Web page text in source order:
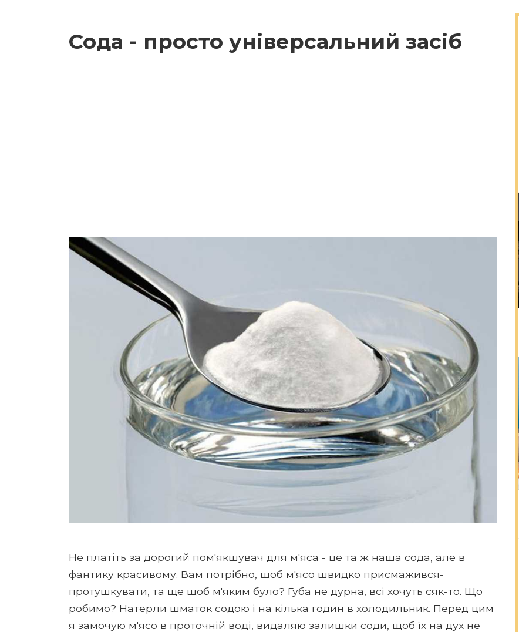
Сода - просто універсальний засіб
Не платіть за дорогий пом'якшувач для м'яса - це та ж наша сода, але в
фантику красивому. Вам потрібно, щоб м'ясо швидко присмажився-
протушкувати, та ще щоб м'яким було? Губа не дурна, всі хочуть сяк-то. Що
робимо? Натерли шматок содою і на кілька годин в холодильник. Перед цим
я замочую м'ясо в проточній воді, видаляю залишки соди, щоб їх на дух не